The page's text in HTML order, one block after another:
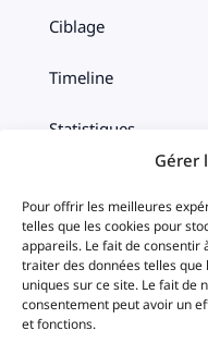
Gérer
Pour offrir les meilleures
telles que les cookies pour
appareils. Le fait de consentir
traiter des données telles
uniques sur ce site. Le fait de
consentement peut avoir un
et fonctions.
Ciblage
Timeline
Statistiques
Solutions
Startups